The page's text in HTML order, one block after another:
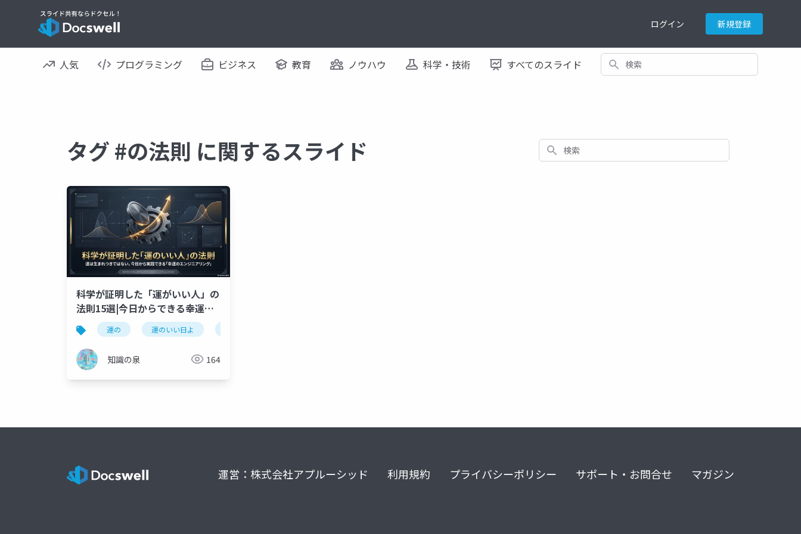
ログイン 新規登録
人気 プログラミング ビジネス 教育 ノウハウ 科学・技術 すべてのスライド 検索
タグ #の法則 に関するスライド 検索
科学が証明した「運がいい人」の
法則15選|今日からできる幸運の
エンジニアリング
運の 運のいい日よ
知識の泉 164
運営：株式会社アプルーシッド 利用規約 プライバシーポリシー サポート・お問合せ マガジン